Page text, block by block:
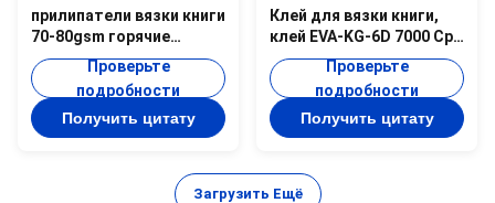
прилипатели вязки книги
70-80gsm горячие
плавят клей для
позвоночников EVA-KG-
7D книги
Проверьте
подробности
Получить цитату
Клей для вязки книги,
клей EVA-KG-6D 7000 Cps
облупленный горячий
связывателя белой
бумаги
Проверьте
подробности
Получить цитату
Загрузить Ещё